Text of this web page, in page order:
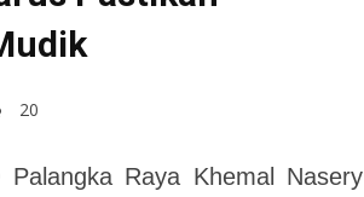
20
Raya Khemal Nasery